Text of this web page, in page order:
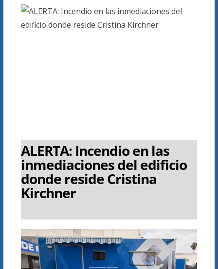
ALERTA: Incendio en las
inmediaciones del edificio
donde reside Cristina
Kirchner